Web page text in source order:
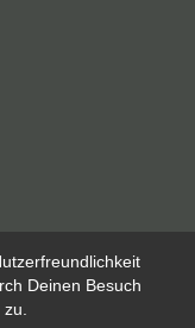
Deinen Besuch
von